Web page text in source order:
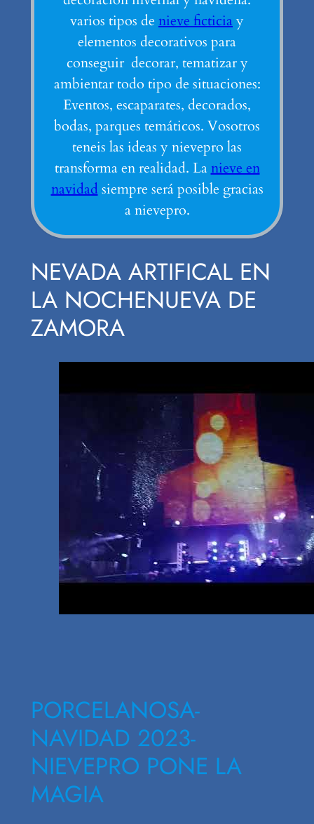
varios tipos de nieve ficticia y
elementos decorativos para
conseguir decorar, tematizar y
ambientar todo tipo de situaciones:
Eventos, escaparates, decorados,
bodas, parques temáticos. Vosotros
teneis las ideas y nievepro las
transforma en realidad. La nieve en
navidad siempre será posible gracias
a nievepro.
NEVADA ARTIFICAL EN
LA NOCHENUEVA DE
ZAMORA
PORCELANOSA-
NAVIDAD 2023-
NIEVEPRO PONE LA
MAGIA